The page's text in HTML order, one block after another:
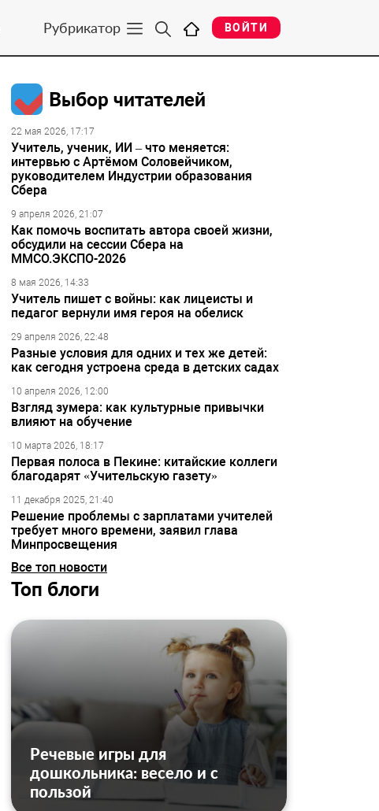
Рубрикатор ВОЙТИ
Выбор читателей
22 мая 2026, 17:17
Учитель, ученик, ИИ – что меняется:
интервью с Артёмом Соловейчиком,
руководителем Индустрии образования
Сбера
9 апреля 2026, 21:07
Как помочь воспитать автора своей жизни,
обсудили на сессии Сбера на
ММСО.ЭКСПО-2026
8 мая 2026, 14:33
Учитель пишет с войны: как лицеисты и
педагог вернули имя героя на обелиск
29 апреля 2026, 22:48
Разные условия для одних и тех же детей:
как сегодня устроена среда в детских садах
10 апреля 2026, 12:00
Взгляд зумера: как культурные привычки
влияют на обучение
10 марта 2026, 18:17
Первая полоса в Пекине: китайские коллеги
благодарят «Учительскую газету»
11 декабря 2025, 21:40
Решение проблемы с зарплатами учителей
требует много времени, заявил глава
Минпросвещения
Все топ новости
Топ блоги
Речевые игры для
дошкольника: весело и с
пользой